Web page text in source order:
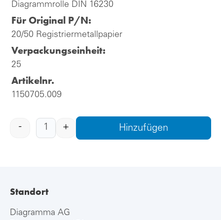
Diagrammrolle DIN 16230
Für Original P/N:
20/50 Registriermetallpapier
Verpackungseinheit:
25
Artikelnr.
1150705.009
- + Hinzufügen
Standort
Diagramma AG